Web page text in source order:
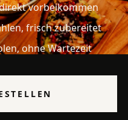
vorbeikommen
frisch zubereitet
ohne Wartezeit